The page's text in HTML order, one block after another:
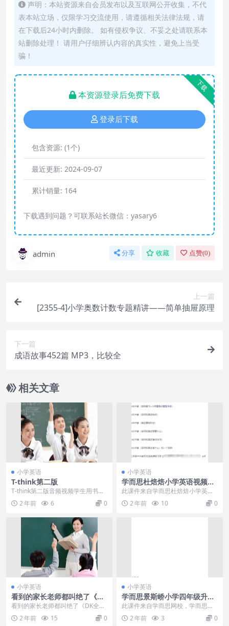
声明：本站资源来自会员发布以及互联网公开收集，不代
表本站立场，仅限学习交流使用，请遵循相关法律法规，请
在下载后24小时内删除。 如有侵权争议、不妥之处请联系本
站删除处理！ 请用户仔细辨认内容的真实性，避免上当受
骗！
下载
本资源登录后免费下载
登录后下载
包含资源: (1个)
最近更新: 2024-09-07
累计销量: 164
下载遇到问题？可联系站长微信：yasary6
admin 分享 收藏 点赞(0)
上一篇
[2355-4]小学奥数计数专题精讲——简单抽屉原理
下一篇
成语故事452篇 MP3，比较全
相关文章
小学英语
T-think第二版
T-think第二版音频视频学生用书教
学资源
2 年前 6 0
小学英语
学而思杜焙焙小学英语视频教
程三年级春次课（中外教双优
此课件来自学而思杜焙焙小学英语
视频教程三年级春次课（中外教双
优系），此课件主要知...
2 年前 10 0
小学英语
看到的家长老师都叫绝了《DK
全彩图解语法》高清原版PDF
看到的家长老师都叫绝了《DK全彩
图解语法》高清原版PDF 几乎涵盖
从初级到高级所...
2 年前 15 0
小学英语
学而思景斯峤小学四年级升五
年级英语2020暑期培训班课程
此课件来自学而思网校，学而思景
斯峤小学四年级升五年级英语2020
暑期培训班课程，...
2 年前 3 0